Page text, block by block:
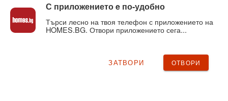
Тухла, Обзаведен, Електричество
днес
С приложението e по-удобно
Търси лесно на твоя телефон с приложението на
HOMES.BG. Отвори приложението сега...
ЗАТВОРИ ОТВОРИ